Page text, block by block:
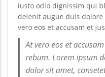
iusto odio dignissim qui
delenit augue duis
vero eos et accusam et
At vero eos et
rebum. Lorem ipsum
dolor sit amet,